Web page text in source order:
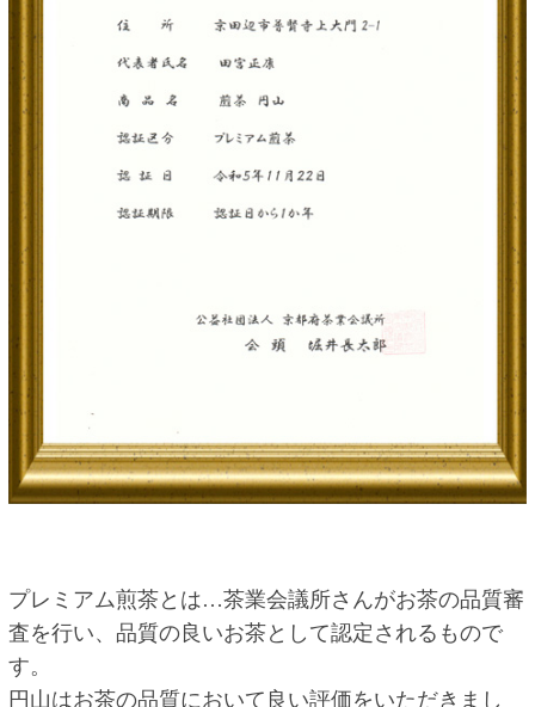
プレミアム煎茶とは…茶業会議所さんがお茶の品質審
査を行い、品質の良いお茶として認定されるもので
す。
円山はお茶の品質において良い評価をいただきまし